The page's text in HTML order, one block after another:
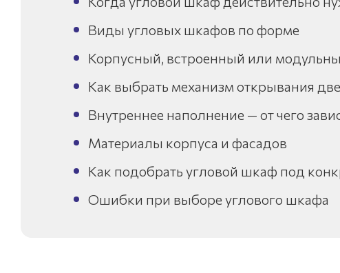
Виды угловых шкафов по форме
Корпусный, встроенный или
Как выбрать механизм открывания
Внутреннее наполнение — от чего
Материалы корпуса и фасадов
Как подобрать угловой шкаф под
Ошибки при выборе углового шкафа